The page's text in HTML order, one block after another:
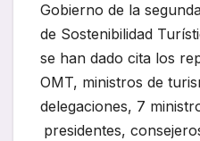
Gobierno de la
de Sostenibilidad
se han dado cita los
OMT, ministros de
delegaciones, 7
presidentes,